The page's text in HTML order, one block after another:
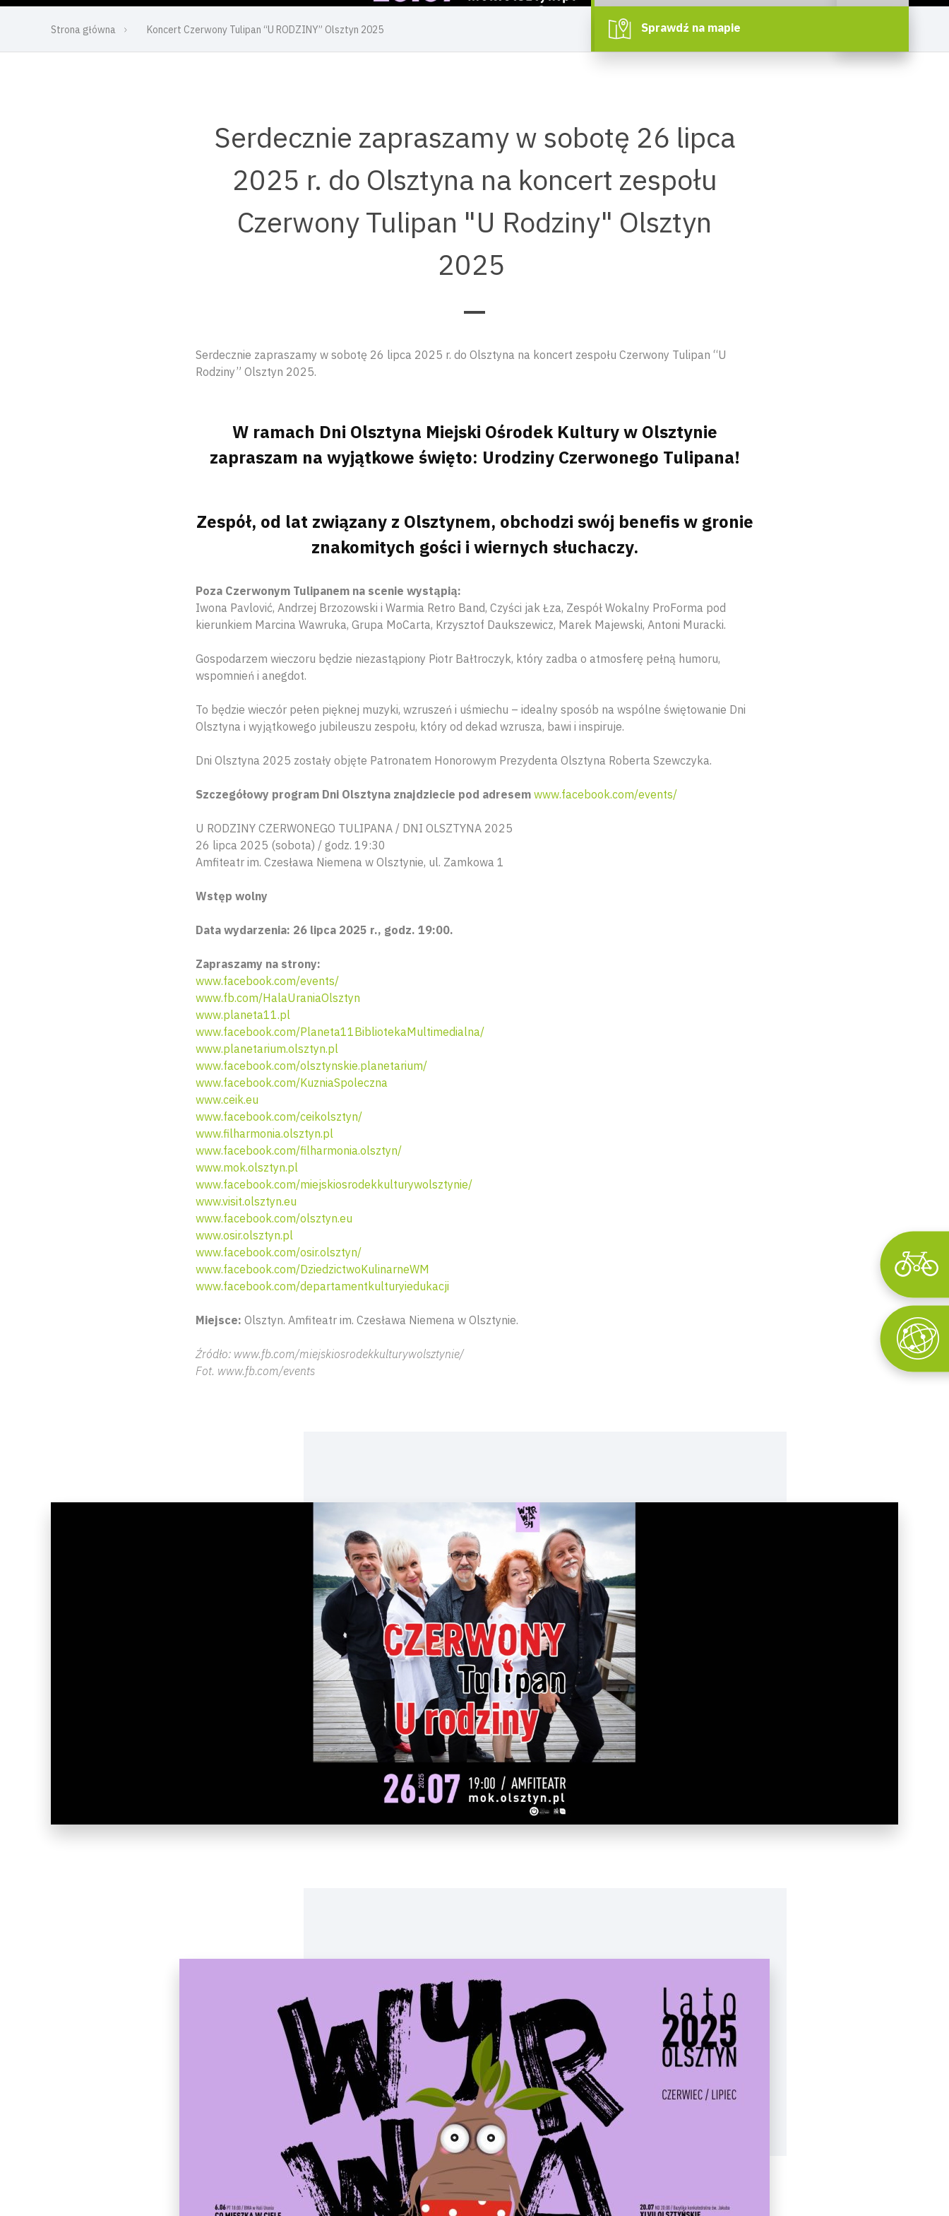
Strona główna Koncert Czerwony Tulipan “U RODZINY” Olsztyn 2025 Sprawdź na mapie
Serdecznie zapraszamy w sobotę 26 lipca
2025 r. do Olsztyna na koncert zespołu
Czerwony Tulipan "U Rodziny" Olsztyn
2025
Serdecznie zapraszamy w sobotę 26 lipca 2025 r. do Olsztyna na koncert zespołu Czerwony Tulipan “U
Rodziny” Olsztyn 2025.
W ramach Dni Olsztyna Miejski Ośrodek Kultury w Olsztynie
zapraszam na wyjątkowe święto: Urodziny Czerwonego Tulipana!
Zespół, od lat związany z Olsztynem, obchodzi swój benefis w gronie
znakomitych gości i wiernych słuchaczy.
Poza Czerwonym Tulipanem na scenie wystąpią:
Iwona Pavlović, Andrzej Brzozowski i Warmia Retro Band, Czyści jak Łza, Zespół Wokalny ProForma pod
kierunkiem Marcina Wawruka, Grupa MoCarta, Krzysztof Daukszewicz, Marek Majewski, Antoni Muracki.
Gospodarzem wieczoru będzie niezastąpiony Piotr Bałtroczyk, który zadba o atmosferę pełną humoru,
wspomnień i anegdot.
To będzie wieczór pełen pięknej muzyki, wzruszeń i uśmiechu – idealny sposób na wspólne świętowanie Dni
Olsztyna i wyjątkowego jubileuszu zespołu, który od dekad wzrusza, bawi i inspiruje.
Dni Olsztyna 2025 zostały objęte Patronatem Honorowym Prezydenta Olsztyna Roberta Szewczyka.
Szczegółowy program Dni Olsztyna znajdziecie pod adresem www.facebook.com/events/
U RODZINY CZERWONEGO TULIPANA / DNI OLSZTYNA 2025
26 lipca 2025 (sobota) / godz. 19:30
Amfiteatr im. Czesława Niemena w Olsztynie, ul. Zamkowa 1
Wstęp wolny
Data wydarzenia: 26 lipca 2025 r., godz. 19:00.
Zapraszamy na strony:
www.facebook.com/events/
www.fb.com/HalaUraniaOlsztyn
www.planeta11.pl
www.facebook.com/Planeta11BibliotekaMultimedialna/
www.planetarium.olsztyn.pl
www.facebook.com/olsztynskie.planetarium/
www.facebook.com/KuzniaSpoleczna
www.ceik.eu
www.facebook.com/ceikolsztyn/
www.filharmonia.olsztyn.pl
www.facebook.com/filharmonia.olsztyn/
www.mok.olsztyn.pl
www.facebook.com/miejskiosrodekkulturywolsztynie/
www.visit.olsztyn.eu
www.facebook.com/olsztyn.eu
www.osir.olsztyn.pl
www.facebook.com/osir.olsztyn/
www.facebook.com/DziedzictwoKulinarneWM
www.facebook.com/departamentkulturyiedukacji
Miejsce: Olsztyn. Amfiteatr im. Czesława Niemena w Olsztynie.
Źródło: www.fb.com/miejskiosrodekkulturywolsztynie/
Fot. www.fb.com/events
Wyszukaj